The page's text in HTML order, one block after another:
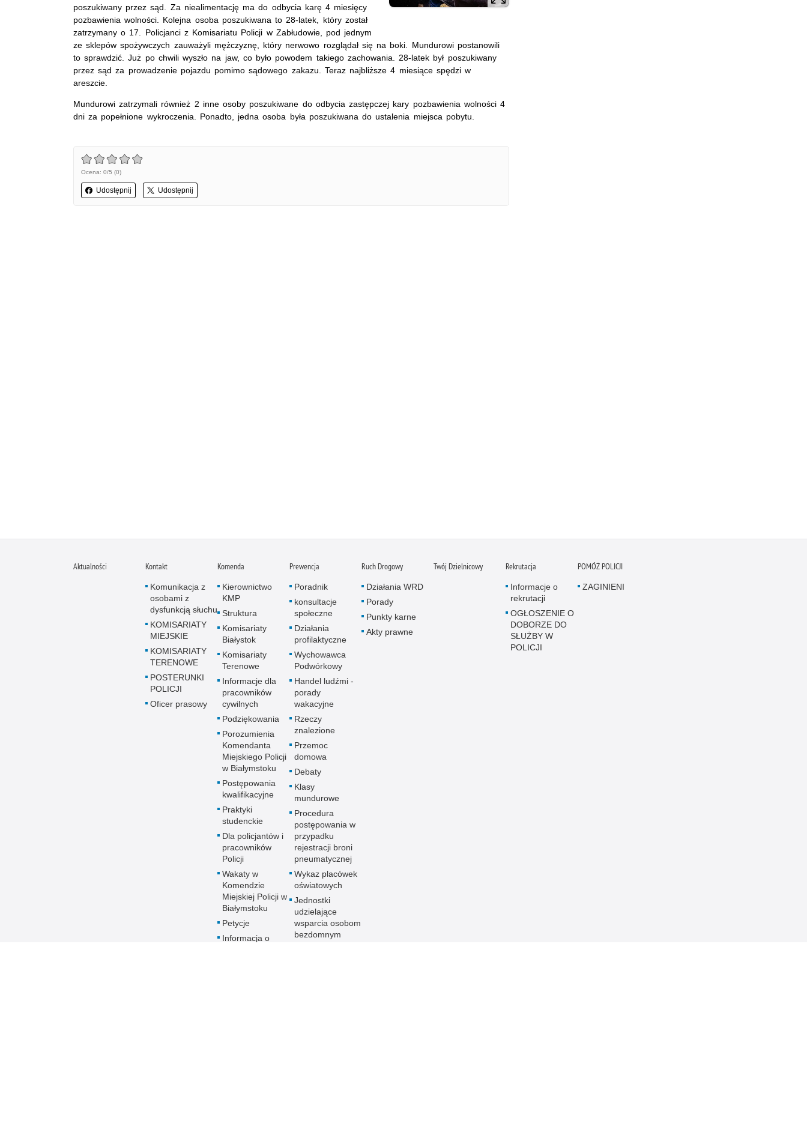
poszukiwany przez sąd. Za niealimentację ma do odbycia karę 4 miesięcy
pozbawienia wolności. Kolejna osoba poszukiwana to 28-latek, który został
zatrzymany o 17. Policjanci z Komisariatu Policji w Zabłudowie, pod jednym
ze sklepów spożywczych zauważyli mężczyznę, który nerwowo rozglądał się na boki. Mundurowi postanowili
to sprawdzić. Już po chwili wyszło na jaw, co było powodem takiego zachowania. 28-latek był poszukiwany
przez sąd za prowadzenie pojazdu pomimo sądowego zakazu. Teraz najbliższe 4 miesiące spędzi w
areszcie.
Mundurowi zatrzymali również 2 inne osoby poszukiwane do odbycia zastępczej kary pozbawienia wolności 4
dni za popełnione wykroczenia. Ponadto, jedna osoba była poszukiwana do ustalenia miejsca pobytu.
Ocena: 0/5 (0)
Udostępnij Udostępnij
Aktualności Kontakt
Komunikacja z
osobami z
dysfunkcją słuchu
KOMISARIATY
MIEJSKIE
KOMISARIATY
TERENOWE
POSTERUNKI
POLICJI
Oficer prasowy
Komenda
Kierownictwo
KMP
Struktura
Komisariaty
Białystok
Komisariaty
Terenowe
Informacje dla
pracowników
cywilnych
Podziękowania
Porozumienia
Komendanta
Miejskiego Policji
w Białymstoku
Postępowania
kwalifikacyjne
Praktyki
studenckie
Dla policjantów i
pracowników
Policji
Wakaty w
Komendzie
Miejskiej Policji w
Białymstoku
Petycje
Informacja o
Prewencja
Poradnik
konsultacje
społeczne
Działania
profilaktyczne
Wychowawca
Podwórkowy
Handel ludźmi -
porady
wakacyjne
Rzeczy
znalezione
Przemoc
domowa
Debaty
Klasy
mundurowe
Procedura
postępowania w
przypadku
rejestracji broni
pneumatycznej
Wykaz placówek
oświatowych
Jednostki
udzielające
wsparcia osobom
bezdomnym
Ruch Drogowy
Działania WRD
Porady
Punkty karne
Akty prawne
Twój Dzielnicowy Rekrutacja
Informacje o
rekrutacji
OGŁOSZENIE O
DOBORZE DO
SŁUŻBY W
POLICJI
POMÓŻ POLICJI
ZAGINIENI